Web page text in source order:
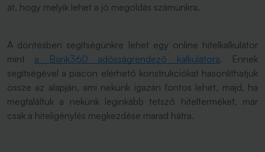
át, hogy melyik lehet a jó megoldás számunkra.
A döntésben segítségünkre lehet egy online hitelkalkulátor
mint a Bank360 adósságrendező kalkulátora. Ennek
segítségével a piacon elérhető konstrukciókat hasonlíthatjuk
össze az alapján, ami nekünk igazán fontos lehet, majd, ha
megtaláltuk a nekünk leginkább tetsző hitelterméket, már
csak a hiteligénylés megkezdése marad hátra.